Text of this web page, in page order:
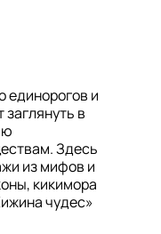
единорогов и
в
Здесь
из мифов и
кикимора
чудес»